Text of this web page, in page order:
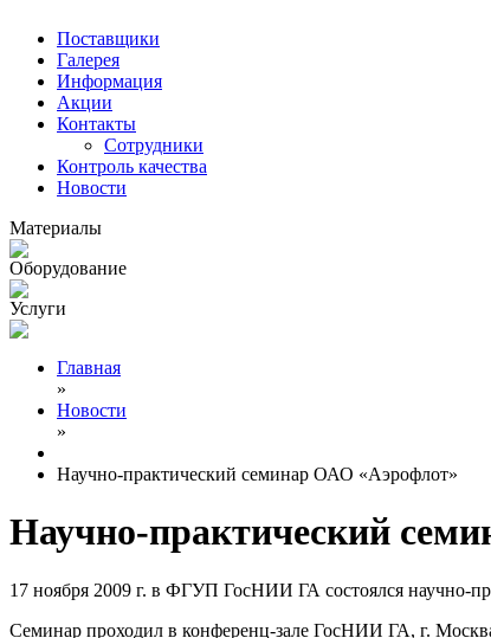
Поставщики
Галерея
Информация
Акции
Контакты
Сотрудники
Контроль качества
Новости
Материалы
Оборудование
Услуги
Главная
»
Новости
»
Научно-практический семинар ОАО «Аэрофлот»
Научно-практический
17 ноября 2009 г. в ФГУП ГосНИИ ГА состоялся научно-
Семинар проходил в конференц-зале ГосНИИ ГА, г.